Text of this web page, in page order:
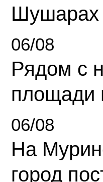
Шушарах
06/08
Рядом с
площади
06/08
На
город